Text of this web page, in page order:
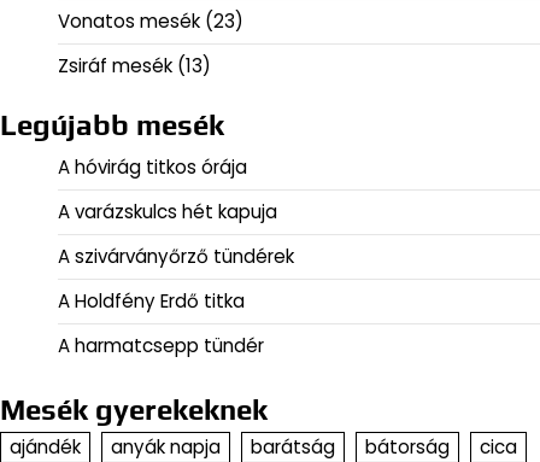
Vonatos mesék (23)
Zsiráf mesék (13)
Legújabb mesék
A hóvirág titkos órája
A varázskulcs hét kapuja
A szivárványőrző tündérek
A Holdfény Erdő titka
A harmatcsepp tündér
Mesék gyerekeknek
ajándék anyák napja barátság bátorság
cica